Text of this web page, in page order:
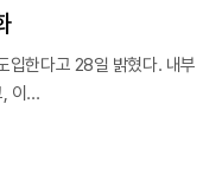
입한다고 28일 밝혔다. 내부
이...